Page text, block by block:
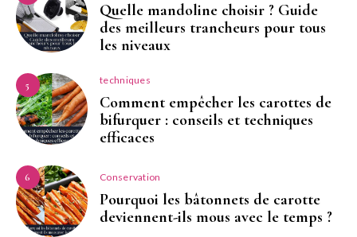
Quelle mandoline choisir ? Guide
des meilleurs trancheurs pour tous
les niveaux
5 techniques
Comment empêcher les carottes de
bifurquer : conseils et techniques
efficaces
6 Conservation
Pourquoi les bâtonnets de carotte
deviennent-ils mous avec le temps ?